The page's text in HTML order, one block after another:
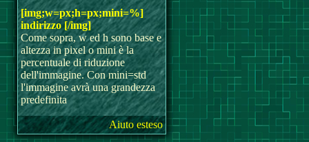
[img;w=px;h=px;mini=%]
indirizzo [/img]
Come sopra, w ed h sono base e
altezza in pixel o mini è la
percentuale di riduzione
dell'immagine. Con mini=std
l'immagine avrà una grandezza
predefinita
Aiuto esteso